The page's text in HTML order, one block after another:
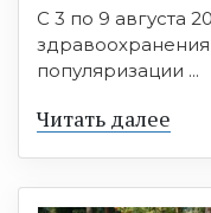
С 3 по 9 августа
популяризации ...
Читать далее